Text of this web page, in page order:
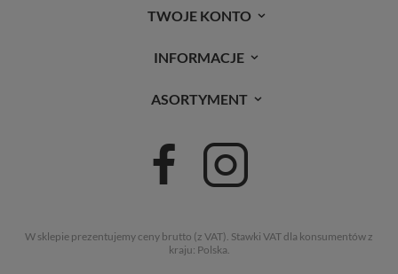
TWOJE KONTO
INFORMACJE
ASORTYMENT
W sklepie prezentujemy ceny brutto (z VAT). Stawki VAT dla konsumentów z
kraju: Polska.